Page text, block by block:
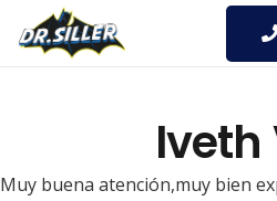
Iveth
Muy buena atención,muy bien